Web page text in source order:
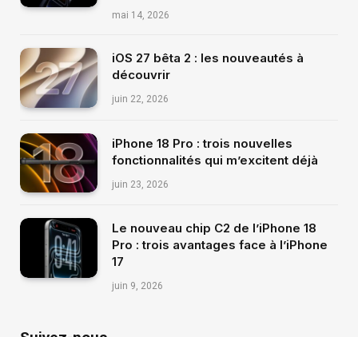
mai 14, 2026
iOS 27 bêta 2 : les nouveautés à
découvrir
juin 22, 2026
iPhone 18 Pro : trois nouvelles
fonctionnalités qui m’excitent déjà
juin 23, 2026
Le nouveau chip C2 de l’iPhone 18
Pro : trois avantages face à l’iPhone
17
juin 9, 2026